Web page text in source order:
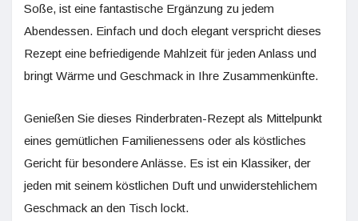
Soße, ist eine fantastische Ergänzung zu jedem
Abendessen. Einfach und doch elegant verspricht dieses
Rezept eine befriedigende Mahlzeit für jeden Anlass und
bringt Wärme und Geschmack in Ihre Zusammenkünfte.
Genießen Sie dieses Rinderbraten-Rezept als Mittelpunkt
eines gemütlichen Familienessens oder als köstliches
Gericht für besondere Anlässe. Es ist ein Klassiker, der
jeden mit seinem köstlichen Duft und unwiderstehlichem
Geschmack an den Tisch lockt.